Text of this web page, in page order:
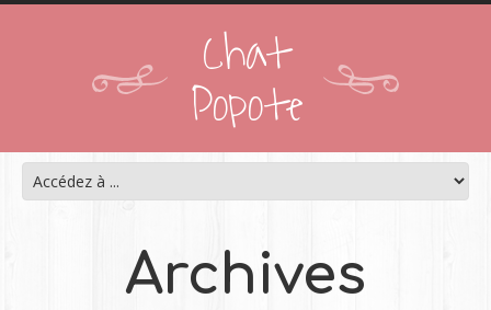
Chat
Popote
Archives